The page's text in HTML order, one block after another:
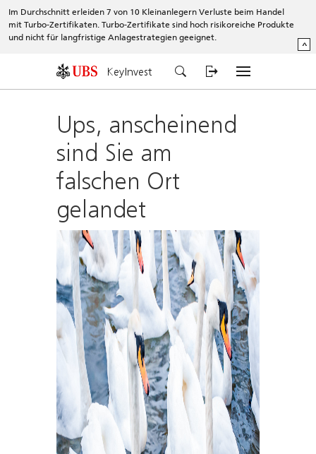
Im Durchschnitt erleiden 7 von 10 Kleinanlegern Verluste beim Handel
mit Turbo-Zertifikaten. Turbo-Zertifikate sind hoch risikoreiche Produkte
und nicht für langfristige Anlagestrategien geeignet.
^
KeyInvest
Ups, anscheinend
sind Sie am
falschen Ort
gelandet